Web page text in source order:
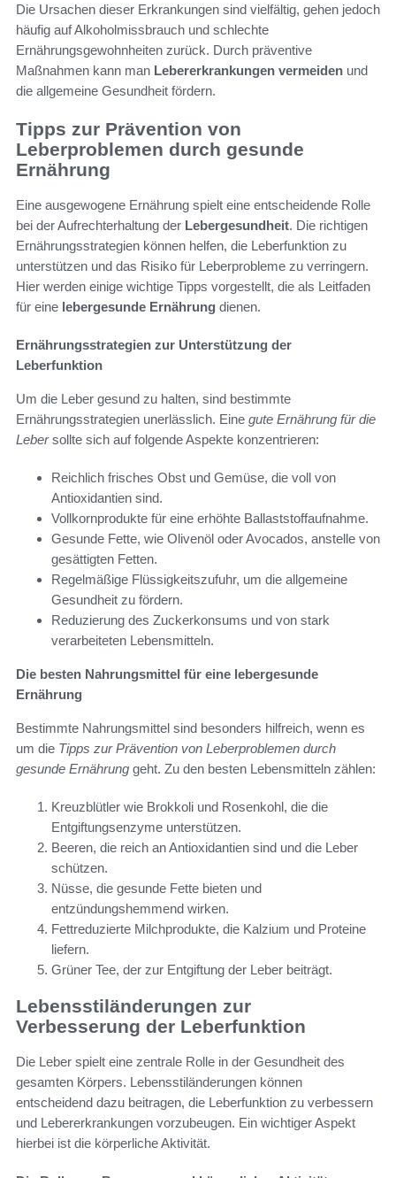
Die Ursachen dieser Erkrankungen sind vielfältig, gehen jedoch
häufig auf Alkoholmissbrauch und schlechte
Ernährungsgewohnheiten zurück. Durch präventive
Maßnahmen kann man Lebererkrankungen vermeiden und
die allgemeine Gesundheit fördern.
Tipps zur Prävention von
Leberproblemen durch gesunde
Ernährung
Eine ausgewogene Ernährung spielt eine entscheidende Rolle
bei der Aufrechterhaltung der Lebergesundheit. Die richtigen
Ernährungsstrategien können helfen, die Leberfunktion zu
unterstützen und das Risiko für Leberprobleme zu verringern.
Hier werden einige wichtige Tipps vorgestellt, die als Leitfaden
für eine lebergesunde Ernährung dienen.
Ernährungsstrategien zur Unterstützung der
Leberfunktion
Um die Leber gesund zu halten, sind bestimmte
Ernährungsstrategien unerlässlich. Eine gute Ernährung für die
Lebersollte sich auf folgende Aspekte konzentrieren:
Reichlich frisches Obst und Gemüse, die voll von
Antioxidantien sind.
Vollkornprodukte für eine erhöhte Ballaststoffaufnahme.
Gesunde Fette, wie Olivenöl oder Avocados, anstelle von
gesättigten Fetten.
Regelmäßige Flüssigkeitszufuhr, um die allgemeine
Gesundheit zu fördern.
Reduzierung des Zuckerkonsums und von stark
verarbeiteten Lebensmitteln.
Die besten Nahrungsmittel für eine lebergesunde
Ernährung
Bestimmte Nahrungsmittel sind besonders hilfreich, wenn es
um die Tipps zur Prävention von Leberproblemen durch
gesunde Ernährung geht. Zu den besten Lebensmitteln zählen:
Kreuzblütler wie Brokkoli und Rosenkohl, die die
Entgiftungsenzyme unterstützen.
Beeren, die reich an Antioxidantien sind und die Leber
schützen.
Nüsse, die gesunde Fette bieten und
entzündungshemmend wirken.
Fettreduzierte Milchprodukte, die Kalzium und Proteine
liefern.
Grüner Tee, der zur Entgiftung der Leber beiträgt.
Lebensstiländerungen zur
Verbesserung der Leberfunktion
Die Leber spielt eine zentrale Rolle in der Gesundheit des
gesamten Körpers. Lebensstiländerungen können
entscheidend dazu beitragen, die Leberfunktion zu verbessern
und Lebererkrankungen vorzubeugen. Ein wichtiger Aspekt
hierbei ist die körperliche Aktivität.